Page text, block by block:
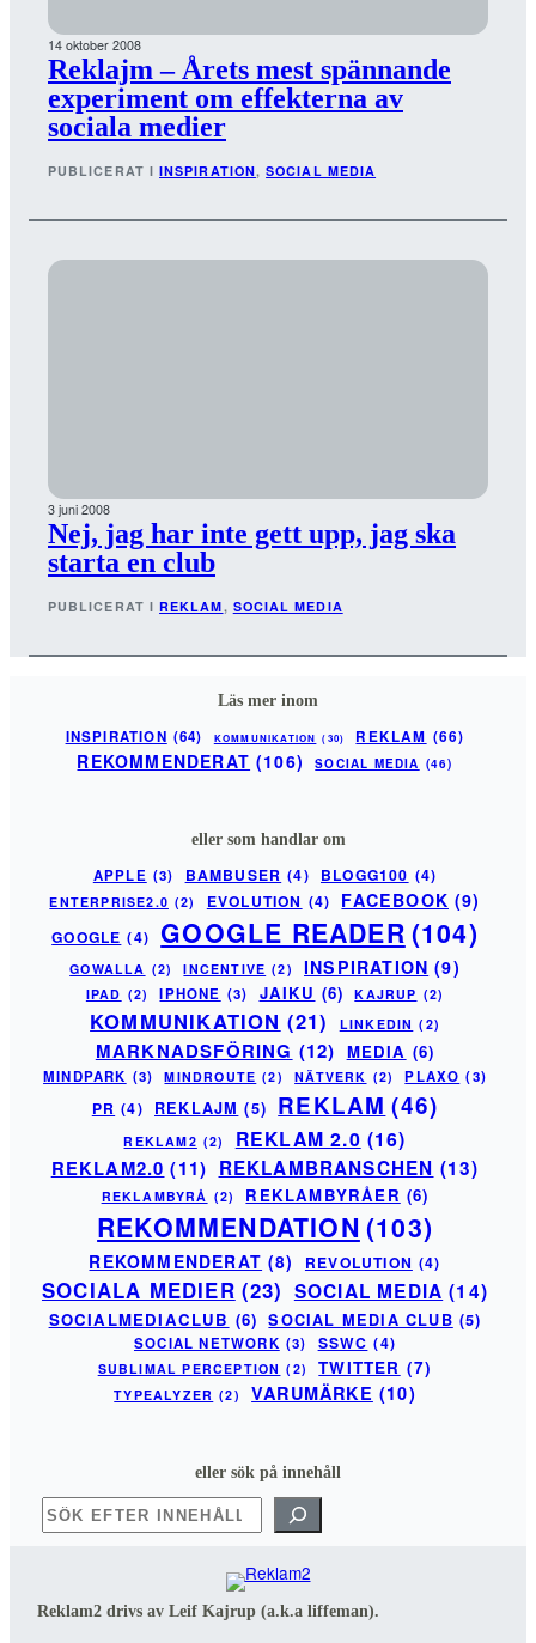
14 oktober 2008
Reklajm – Årets mest spännande
experiment om effekterna av
sociala medier
PUBLICERAT IINSPIRATION, SOCIAL MEDIA
3 juni 2008
Nej, jag har inte gett upp, jag ska
starta en club
PUBLICERAT IREKLAM, SOCIAL MEDIA
Läs mer inom
INSPIRATION (64) KOMMUNIKATION (30) REKLAM (66)
REKOMMENDERAT (106) SOCIAL MEDIA (46)
eller som handlar om
APPLE (3) BAMBUSER (4) BLOGG100 (4)
ENTERPRISE2.0 (2) EVOLUTION (4) FACEBOOK (9)
GOOGLE (4) GOOGLE READER(104)
GOWALLA (2) INCENTIVE (2) INSPIRATION (9)
IPAD (2) IPHONE (3) JAIKU (6) KAJRUP (2)
KOMMUNIKATION (21) LINKEDIN (2)
MARKNADSFÖRING (12) MEDIA (6)
MINDPARK (3) MINDROUTE (2) NÄTVERK (2) PLAXO (3)
PR (4) REKLAJM (5) REKLAM (46)
REKLAM2 (2) REKLAM 2.0 (16)
REKLAM2.0 (11) REKLAMBRANSCHEN (13)
REKLAMBYRÅ (2) REKLAMBYRÅER (6)
REKOMMENDATION (103)
REKOMMENDERAT (8) REVOLUTION (4)
SOCIALA MEDIER (23) SOCIAL MEDIA (14)
SOCIALMEDIACLUB (6) SOCIAL MEDIA CLUB (5)
SOCIAL NETWORK (3) SSWC (4)
SUBLIMAL PERCEPTION (2) TWITTER (7)
TYPEALYZER (2) VARUMÄRKE (10)
eller sök på innehåll
SÖK
Reklam2 drivs av Leif Kajrup (a.k.a liffeman).